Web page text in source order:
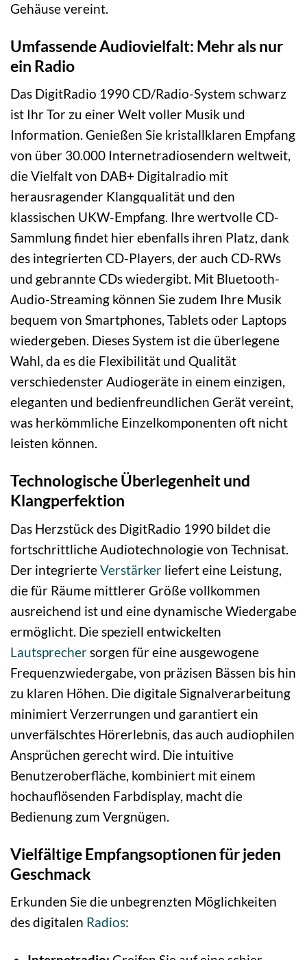
Gehäuse vereint.
Umfassende Audiovielfalt: Mehr als nur
ein Radio
Das DigitRadio 1990 CD/Radio-System schwarz
ist Ihr Tor zu einer Welt voller Musik und
Information. Genießen Sie kristallklaren Empfang
von über 30.000 Internetradiosendern weltweit,
die Vielfalt von DAB+ Digitalradio mit
herausragender Klangqualität und den
klassischen UKW-Empfang. Ihre wertvolle CD-
Sammlung findet hier ebenfalls ihren Platz, dank
des integrierten CD-Players, der auch CD-RWs
und gebrannte CDs wiedergibt. Mit Bluetooth-
Audio-Streaming können Sie zudem Ihre Musik
bequem von Smartphones, Tablets oder Laptops
wiedergeben. Dieses System ist die überlegene
Wahl, da es die Flexibilität und Qualität
verschiedenster Audiogeräte in einem einzigen,
eleganten und bedienfreundlichen Gerät vereint,
was herkömmliche Einzelkomponenten oft nicht
leisten können.
Technologische Überlegenheit und
Klangperfektion
Das Herzstück des DigitRadio 1990 bildet die
fortschrittliche Audiotechnologie von Technisat.
Der integrierteVerstärker liefert eine Leistung,
die für Räume mittlerer Größe vollkommen
ausreichend ist und eine dynamische Wiedergabe
ermöglicht. Die speziell entwickelten
Lautsprechersorgen für eine ausgewogene
Frequenzwiedergabe, von präzisen Bässen bis hin
zu klaren Höhen. Die digitale Signalverarbeitung
minimiert Verzerrungen und garantiert ein
unverfälschtes Hörerlebnis, das auch audiophilen
Ansprüchen gerecht wird. Die intuitive
Benutzeroberfläche, kombiniert mit einem
hochauflösenden Farbdisplay, macht die
Bedienung zum Vergnügen.
Vielfältige Empfangsoptionen für jeden
Geschmack
Erkunden Sie die unbegrenzten Möglichkeiten
des digitalen Radios: